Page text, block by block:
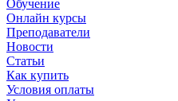
Обучение
Онлайн курсы
Преподаватели
Новости
Статьи
Как купить
Условия оплаты